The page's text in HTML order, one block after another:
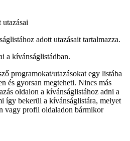
adott utazásait tartalmazza.
a kívánságlistádban.
programokat/utazásokat egy listába
és gyorsan megteheti. Nincs más
oldalon a kívánságlistához adni a
így bekerül a kívánságlistára, melyet
vagy profil oldaladon bármikor